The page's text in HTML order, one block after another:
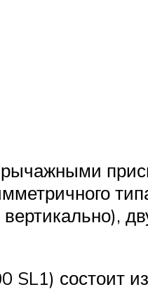
SL1) состоит